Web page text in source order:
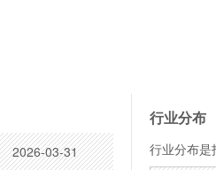
2026-03-31
行业分布
行业分布是